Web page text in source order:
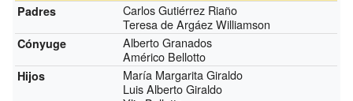
Padres
Carlos Gutiérrez Riaño
Teresa de Argáez Williamson
Cónyuge
Alberto Granados
Américo Bellotto
Hijos
María Margarita Giraldo
Luis Alberto Giraldo